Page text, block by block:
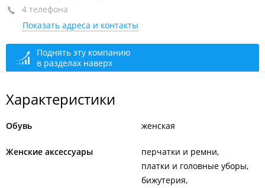
ТЦ "Manera", 3-й этаж
+7 (423) 220-99-47
открыто, закроется через 23 мин.
4 телефона
Показать адреса и контакты
Поднять эту компанию
в разделах наверх
Характеристики
Обувь женская
Женские аксессуары
перчатки и ремни
платки и головные уборы
бижутерия